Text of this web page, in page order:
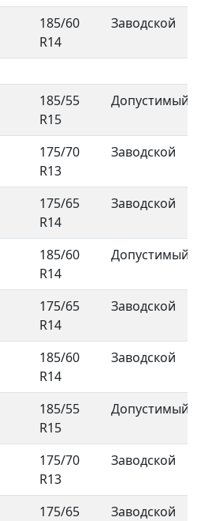
185/60
R14
Заводской
185/55
R15
Допустимый
175/70
R13
Заводской
175/65
R14
Заводской
185/60
R14
Допустимый
175/65
R14
Заводской
185/60
R14
Заводской
185/55
R15
Допустимый
175/70
R13
Заводской
175/65
Заводской